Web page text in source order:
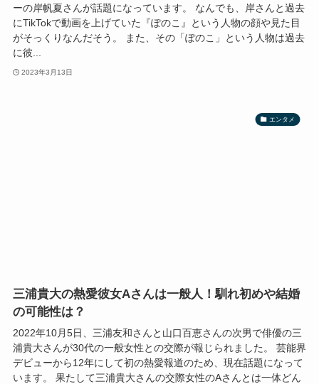
ーの岸帆夏さんが話題になっています。 なんでも、岸さんと過去
にTikTokで動画を上げていた『ぽのこ』という人物の顔や見た目
がそっくりなんだそう。 また、その「ぽのこ」という人物は過去
に彼...
2023年3月13日
エンタメ
三浦貴大の熱愛彼女Aさんは一般人！馴れ初めや結婚
の可能性は？
2022年10月5日、三浦友和さんと山口百恵さんの次男で俳優の三
浦貴大さんが30代の一般女性との交際が報じられました。 芸能界
デビューから12年にして初の熱愛報道のため、現在話題になって
います。 果たして三浦貴大さんの交際女性のAさんとは一体どん